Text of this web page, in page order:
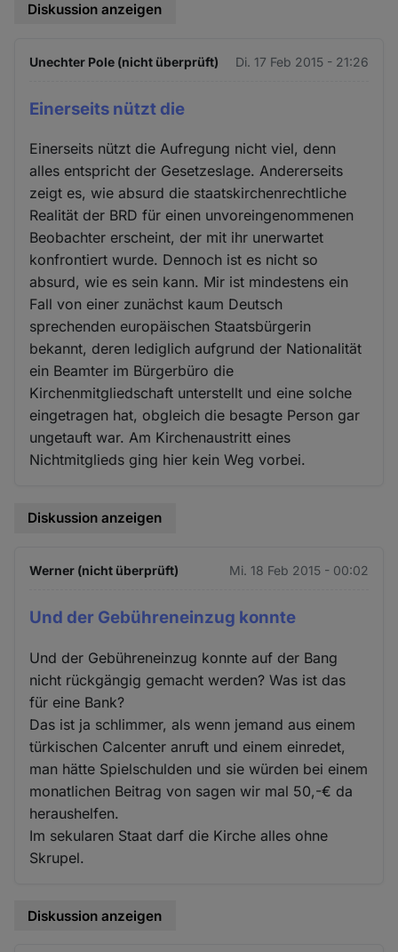
Diskussion anzeigen
Unechter Pole (nicht überprüft) Di. 17 Feb 2015 - 21:26
Einerseits nützt die
Einerseits nützt die Aufregung nicht viel, denn
alles entspricht der Gesetzeslage. Andererseits
zeigt es, wie absurd die staatskirchenrechtliche
Realität der BRD für einen unvoreingenommenen
Beobachter erscheint, der mit ihr unerwartet
konfrontiert wurde. Dennoch ist es nicht so
absurd, wie es sein kann. Mir ist mindestens ein
Fall von einer zunächst kaum Deutsch
sprechenden europäischen Staatsbürgerin
bekannt, deren lediglich aufgrund der Nationalität
ein Beamter im Bürgerbüro die
Kirchenmitgliedschaft unterstellt und eine solche
eingetragen hat, obgleich die besagte Person gar
ungetauft war. Am Kirchenaustritt eines
Nichtmitglieds ging hier kein Weg vorbei.
Diskussion anzeigen
Werner (nicht überprüft) Mi. 18 Feb 2015 - 00:02
Und der Gebühreneinzug konnte
Und der Gebühreneinzug konnte auf der Bang
nicht rückgängig gemacht werden? Was ist das
für eine Bank?
Das ist ja schlimmer, als wenn jemand aus einem
türkischen Calcenter anruft und einem einredet,
man hätte Spielschulden und sie würden bei einem
monatlichen Beitrag von sagen wir mal 50,-€ da
heraushelfen.
Im sekularen Staat darf die Kirche alles ohne
Skrupel.
Diskussion anzeigen